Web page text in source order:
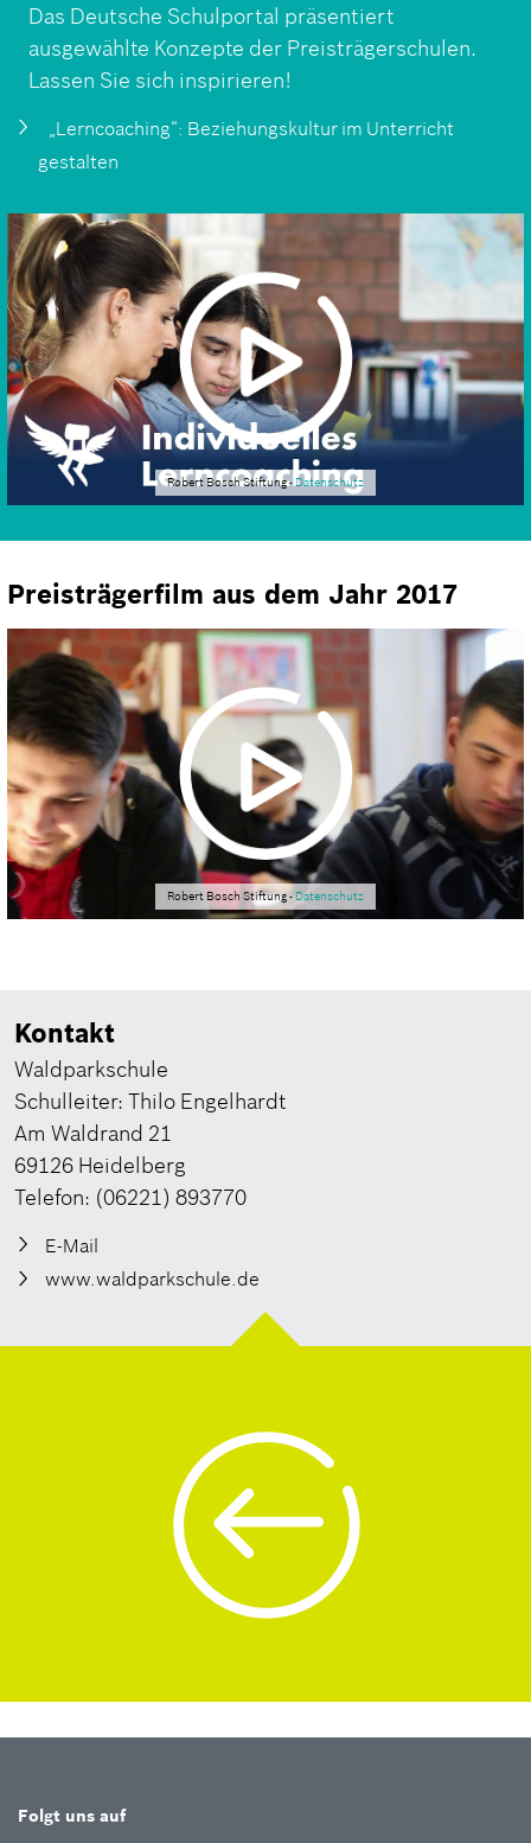
Das Deutsche Schulportal präsentiert
ausgewählte Konzepte der Preisträgerschulen.
Lassen Sie sich inspirieren!
„Lerncoaching“: Beziehungskultur im Unterricht
gestalten
Robert Bosch Stiftung -Datenschutz
Preisträgerfilm aus dem Jahr 2017
Robert Bosch Stiftung - Datenschutz
Kontakt
Waldparkschule
Schulleiter: Thilo Engelhardt
Am Waldrand 21
69126 Heidelberg
Telefon: (06221) 893770
E-Mail
www.waldparkschule.de
Folgt uns auf